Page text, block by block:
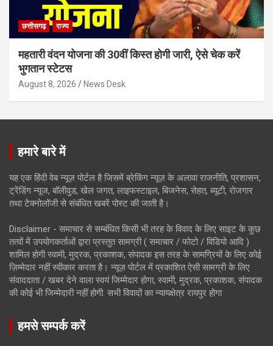
छत्तीसगढ़ राज्य
महतारी वंदन योजना की 30वीं किस्त होगी जारी, ऐसे चेक करें
भुगतान स्टेटस
August 8, 2026 News Desk
हमारे बारे में
यह एक हिंदी वेब न्यूज़ पोर्टल है जिसमें ब्रेकिंग न्यूज़ के अलावा राजनीति, प्रशासन,
ट्रेंडिंग न्यूज, बॉलीवुड, खेल जगत, लाइफस्टाइल, बिजनेस, सेहत, ब्यूटी, रोजगार
तथा टेक्नोलॉजी से संबंधित खबरें पोस्ट की जाती है।
Disclaimer - समाचार से सम्बंधित किसी भी तरह के विवाद के लिए साइट के कुछ
तत्वों में उपयोगकर्ताओं द्वारा प्रस्तुत सामग्री ( समाचार / फोटो / विडियो आदि )
शामिल होगी स्वामी, मुद्रक, प्रकाशक, संपादक इस तरह के सामग्रियों के लिए कोई
ज़िम्मेदार नहीं स्वीकार करता है। न्यूज़ पोर्टल में प्रकाशित ऐसी सामग्री के लिए
संवाददाता / खबर देने वाला स्वयं जिम्मेदार होगा, स्वामी, मुद्रक, प्रकाशक, संपादक
की कोई भी जिम्मेदारी नहीं होगी. सभी विवादों का न्यायक्षेत्र रायपुर होगा
हमसे सम्पर्क करें